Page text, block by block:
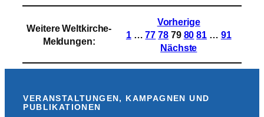
Kommissar
vor
Eskalation
Horn
Afrika
Weitere Weltkirche-
Meldungen:
Vorherige
1 … 77 78 79 80 81 … 91
Nächste
VERANSTALTUNGEN, KAMPAGNEN UND
PUBLIKATIONEN